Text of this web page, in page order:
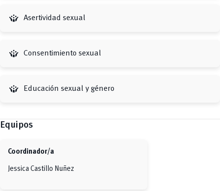
crowdsource Asertividad sexual
crowdsource Consentimiento sexual
crowdsource Educación sexual y género
Equipos
Coordinador/a
Jessica Castillo Nuñez